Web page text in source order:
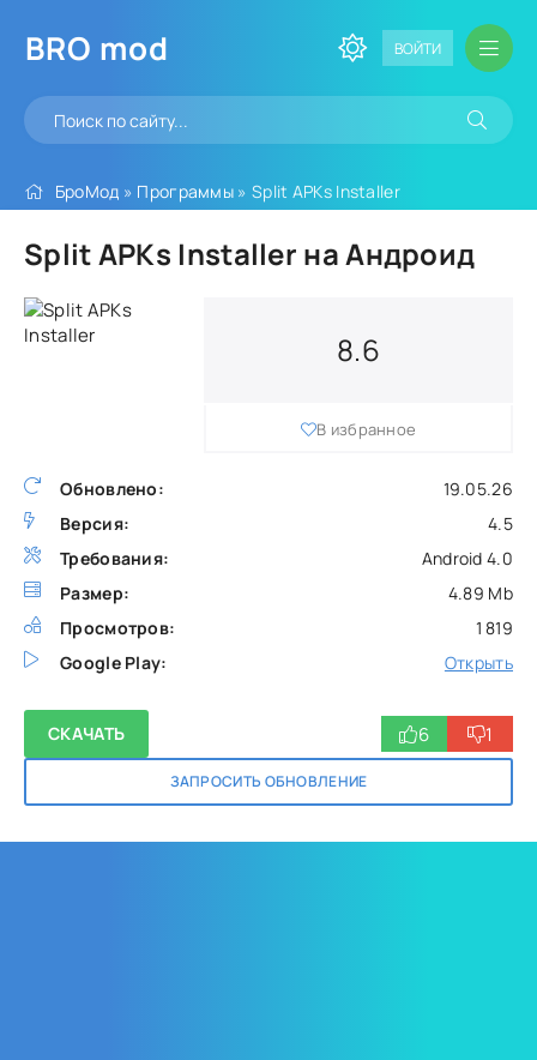
BRO mod ВОЙТИ
БроМод » Программы » Split APKs Installer
Split APKs Installer на Андроид
Обновлено:
19.05.26
Версия:
4.5
Требования:
Android 4.0
Размер:
4.89 Mb
Просмотров:
1 819
Google Play:
Открыть
8.6
В избранное
СКАЧАТЬ
ЗАПРОСИТЬ ОБНОВЛЕНИЕ
6 1